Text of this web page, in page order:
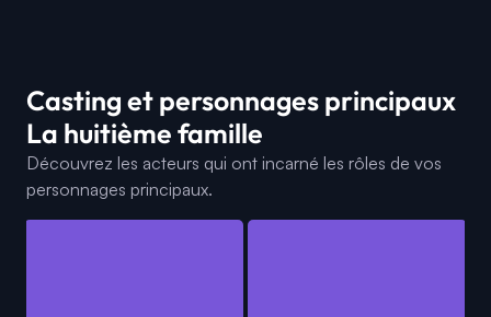
Casting et personnages principaux
La huitième famille
Découvrez les acteurs qui ont incarné les rôles de vos
personnages principaux.